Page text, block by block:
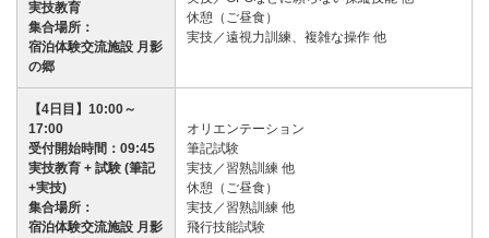
実技教育
集合場所：
宿泊体験交流施設 月影
の郷
休憩（ご昼食）
実技／遠視力訓練、複雑な操作 他
【4日目】10:00～
17:00
受付開始時間：09:45
実技教育 + 試験 (筆記
+実技)
集合場所：
宿泊体験交流施設 月影
オリエンテーション
筆記試験
実技／習熟訓練 他
休憩（ご昼食）
実技／習熟訓練 他
飛行技能試験